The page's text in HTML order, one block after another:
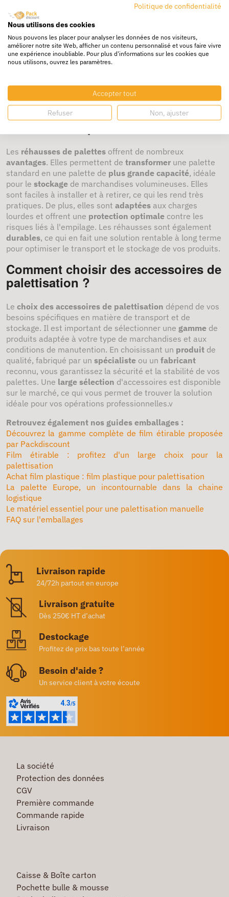
transport ou lestockage.
L'utilisation de
articles bien en place, tandis que les
palettisationcomme lescouvercles, les intercalaires
lesséparateursajoutent un niveau deprotection
supplémentaire. Ces accessoires garantissent une
Quels sont les avantages des
Les réhausses de palettes offrent de nombreux
avantages. Elles permettent de transformer une palette
standard en une palette de plus grande capacité, idéale
pour le stockage de marchandises volumineuses. Elles
sont faciles à installer et à retirer, ce qui les rend très
pratiques. De plus, elles sont adaptées aux charges
lourdes et offrent une protection optimale contre les
risques liés à l'empilage. Les réhausses sont également
durables, ce qui en fait une solution rentable à long terme
pour optimiser le transport et le stockage de vos produits.
Comment choisir des accessoires de
palettisation ?
Le choix des accessoires de palettisation dépend de vos
besoins spécifiques en matière de transport et de
stockage. Il est important de sélectionner une gamme de
produits adaptée à votre type de marchandises et aux
conditions de manutention. En choisissant un produit de
qualité, fabriqué par un spécialiste ou un fabricant
reconnu, vous garantissez la sécurité et la stabilité de vos
palettes. Une large sélection d'accessoires est disponible
sur le marché, ce qui vous permet de trouver la solution
idéale pour vos opérations professionnelles.v
Retrouvez également nos guides emballages :
Découvrez la gamme complète de film étirable proposée
par Packdiscount
Film étirable : profitez d'un large choix pour la
palettisation
Achat film plastique : film plastique pour palettisation
La palette Europe, un incontournable dans la chaine
logistique
Le matériel essentiel pour une palettisation manuelle
FAQ sur l'emballages
Livraison rapide
24/72h partout en europe
Livraison gratuite
Dès 250€ HT d’achat
Destockage
Profitez de prix bas toute l’année
Besoin d'aide ?
Un service client à votre écoute
La société
Protection des données
CGV
Première commande
Commande rapide
Livraison
Caisse & Boîte carton
Pochette bulle & mousse
Politique de confidentialité
Nous utilisons des cookies
Nous pouvons les placer pour analyser les données de nos visiteurs,
améliorer notre site Web, afficher un contenu personnalisé et vous faire vivre
une expérience inoubliable. Pour plus d'informations sur les cookies que
nous utilisons, ouvrez les paramètres.
Accepter tout
Refuser Non, ajuster